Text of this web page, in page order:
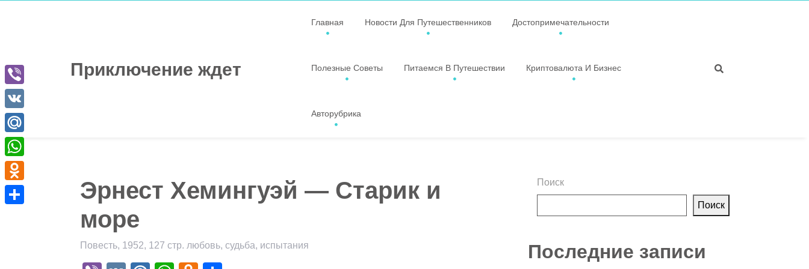
Приключение ждет
Главная Новости Для Путешественников Достопримечательности
Полезные Советы Питаемся В Путешествии Криптовалюта И Бизнес
Авторубрика
Эрнест Хемингуэй — Старик и
море
Повесть, 1952, 127 стр. любовь, судьба, испытания
Поиск
Поиск
Последние записи
Viber
VK
Mail.Ru
WhatsApp
Odnoklassniki